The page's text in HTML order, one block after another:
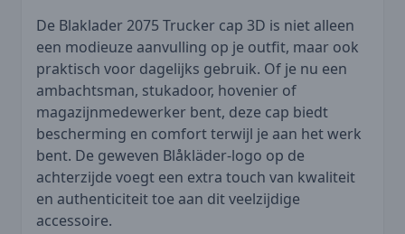
De Blaklader 2075 Trucker cap 3D is niet alleen
een modieuze aanvulling op je outfit, maar ook
praktisch voor dagelijks gebruik. Of je nu een
ambachtsman, stukadoor, hovenier of
magazijnmedewerker bent, deze cap biedt
bescherming en comfort terwijl je aan het werk
bent. De geweven Blåkläder-logo op de
achterzijde voegt een extra touch van kwaliteit
en authenticiteit toe aan dit veelzijdige
accessoire.